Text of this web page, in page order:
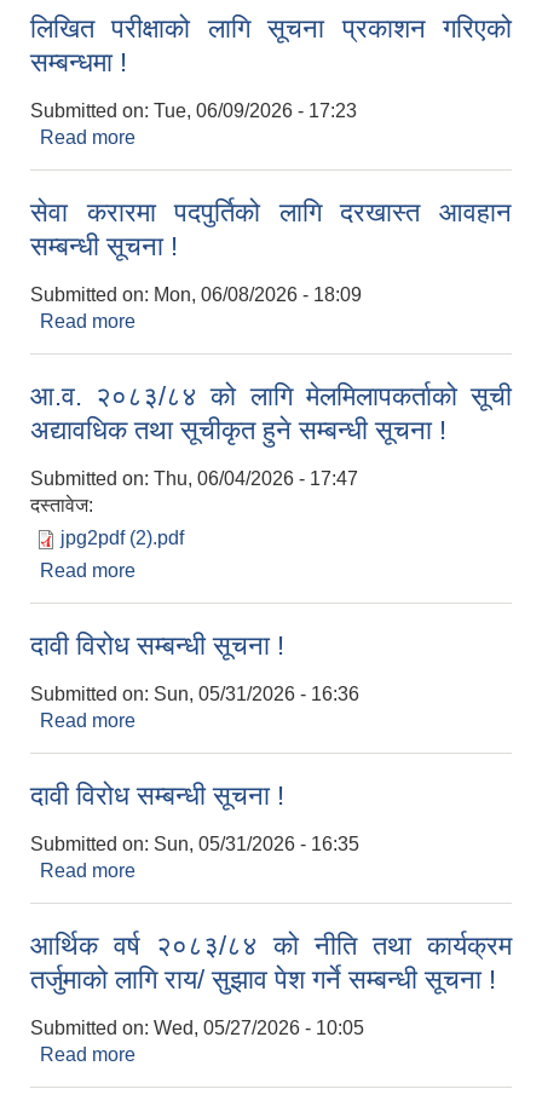
लिखित परीक्षाको लागि सूचना प्रकाशन गरिएको
सम्बन्धमा !
Submitted on: Tue, 06/09/2026 - 17:23
Read more
सेवा करारमा पदपुर्तिको लागि दरखास्त आवहान
सम्बन्धी सूचना !
Submitted on: Mon, 06/08/2026 - 18:09
Read more
आ.व. २०८३/८४ को लागि मेलमिलापकर्ताको सूची
अद्यावधिक तथा सूचीकृत हुने सम्बन्धी सूचना !
Submitted on: Thu, 06/04/2026 - 17:47
दस्तावेज:
jpg2pdf (2).pdf
Read more
दावी विरोध सम्बन्धी सूचना !
Submitted on: Sun, 05/31/2026 - 16:36
Read more
दावी विरोध सम्बन्धी सूचना !
Submitted on: Sun, 05/31/2026 - 16:35
Read more
आर्थिक वर्ष २०८३/८४ को नीति तथा कार्यक्रम
तर्जुमाको लागि राय/ सुझाव पेश गर्ने सम्बन्धी सूचना !
Submitted on: Wed, 05/27/2026 - 10:05
Read more